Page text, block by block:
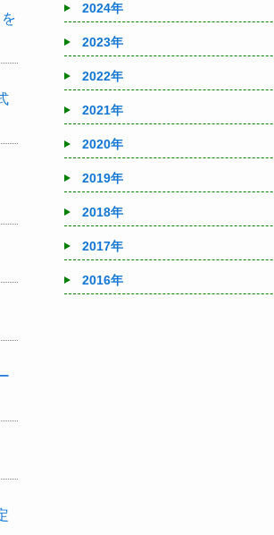
2024年
2023年
2022年
2021年
2020年
2019年
2018年
2017年
2016年